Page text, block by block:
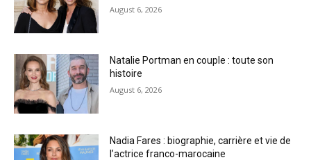
August 6, 2026
Natalie Portman en couple : toute son
histoire
August 6, 2026
Nadia Fares : biographie, carrière et vie de
l’actrice franco-marocaine